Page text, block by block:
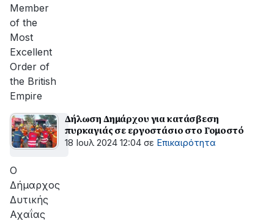
Member
of the
Most
Excellent
Order of
the British
Empire
Δήλωση Δημάρχου για κατάσβεση
πυρκαγιάς σε εργοστάσιο στο Γομοστό
18 Ιουλ 2024 12:04 σε Επικαιρότητα
Ο
Δήμαρχος
Δυτικής
Αχαΐας